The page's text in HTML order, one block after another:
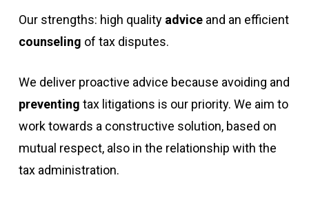
Our strengths: high quality advice and an efficient
counseling of tax disputes.
We deliver proactive advice because avoiding and
preventing tax litigations is our priority. We aim to
work towards a constructive solution, based on
mutual respect, also in the relationship with the
tax administration.